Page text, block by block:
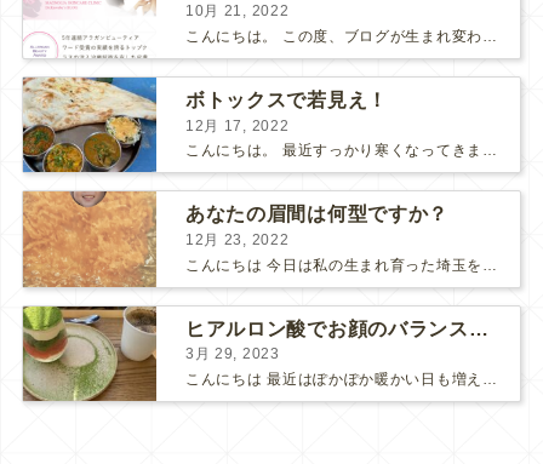
10月 21, 2022
こんにちは。 この度、ブログが生まれ変わりました！ 改めまして 医師の河辺です。 できるだけ分かりやすく、ためになるブログを発信していきたいと思います。 宜しくお願いします...
ボトックスで若見え！
12月 17, 2022
こんにちは。 最近すっかり寒くなってきましたね。 バタバタと過ごしていたら、あっという間にもう12月半ば 昨日年賀状をやっと注文して、 スタッドレスタイヤへの交換も完了！ 埼玉県秩父...
あなたの眉間は何型ですか？
12月 23, 2022
ヒアルロン酸でお顔のバランスを整える
3月 29, 2023
こんにちは 最近はぽかぽか暖かい日も増えてきました。 早くお花見に行かないと桜が散っちゃいますね。 抹茶のカフェにて。花より団子です♪ ★☆★☆★☆★☆★☆ 本日はヒアルロン...